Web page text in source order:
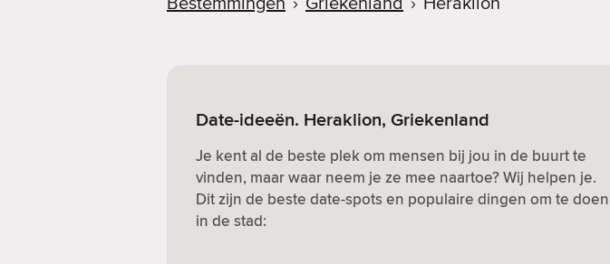
Bestemmingen › Griekenland › Heraklion
Date-ideeën. Heraklion, Griekenland
Je kent al de beste plek om mensen bij jou in de buurt te
vinden, maar waar neem je ze mee naartoe? Wij helpen je.
Dit zijn de beste date-spots en populaire dingen om te doen
in de stad: